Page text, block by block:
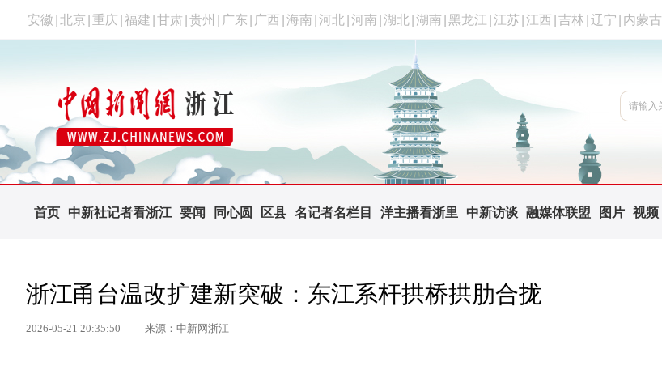
安徽 北京 重庆 福建 甘肃 贵州 广东 广西 海南 河北 河南 湖北 湖南 黑龙江 江苏 江西 吉林 辽宁 内蒙古
首页 中新社记者看浙江 要闻 同心圆 区县 名记者名栏目 洋主播看浙里 中新访谈 融媒体联盟 图片 视频
浙江甬台温改扩建新突破：东江系杆拱桥拱肋合拢
2026-05-21 20:35:50 来源：中新网浙江